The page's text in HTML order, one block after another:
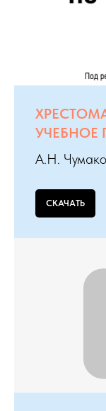
УЧЕБНОЕ
А.Н.
СКАЧАТЬ